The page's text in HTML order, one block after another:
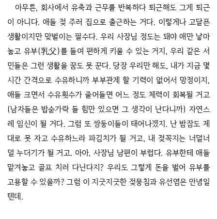
아무튼, 회사에서 유축과 근무를 반복하다 퇴근해도 그게 퇴근
이 아니다. 애들 젖 주러 집으로 출근하는 거다. 이렇게나 고달픈
생활이지만 맞벌이는 필수다. 우리 사장님 정도는 돼야 애만 낳아
놓고 유부(乳父)를 들여 편하게 키울 수 있는 거지, 우리 같은 서
민들은 그런 생활을 꿈도 못 꾼다. 당장 우리만 해도, 내가 지금 몇
시간 간격으로 수유하니까 부부관계 할 기력이 없어서 망정이지,
애들 크면서 수유횟수가 줄어들면 어느 정도 체력이 회복될 거고
(남자들은 밥숟가락 들 힘만 있으면 그 생각이 난다니까) 자연스
레 임신이 될 거다. 그럼 또 쌍둥이들이 태어나겠지. 난 밤잠도 제
대로 못 자고 수유하느라 파김치가 될 거고, 내 젖꼭지는 너덜너
덜 누더기가 될 거고. 아아, 사장님 남편이 부럽다. 유부한테 애들
맡겨놓고 골프 치러 다닌다지? 우리도 그렇게 돈을 벌어 유부를
고용할 수 있을까? 그럼 이 지긋지긋한 젖뭉침과 유선염은 안녕일
텐데.